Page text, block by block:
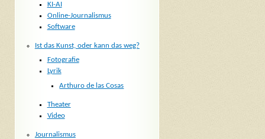
KI-AI
Online-Journalismus
Software
Ist das Kunst, oder kann das weg?
Fotografie
Lyrik
Arthuro de las Cosas
Theater
Video
Journalismus